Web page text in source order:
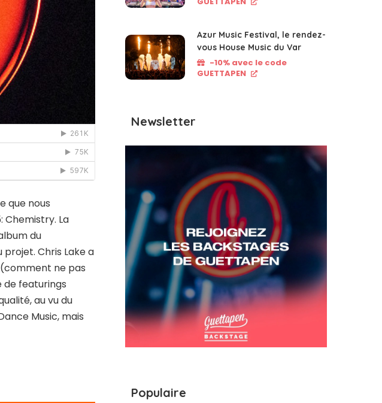
que nous
Chemistry. La
du
Chris Lake a
ne pas
de featurings
au vu du
Music, mais
Azur Music Festival, le rendez-
vous House Music du Var
-10% avec le code
GUETTAPEN
Newsletter
Populaire